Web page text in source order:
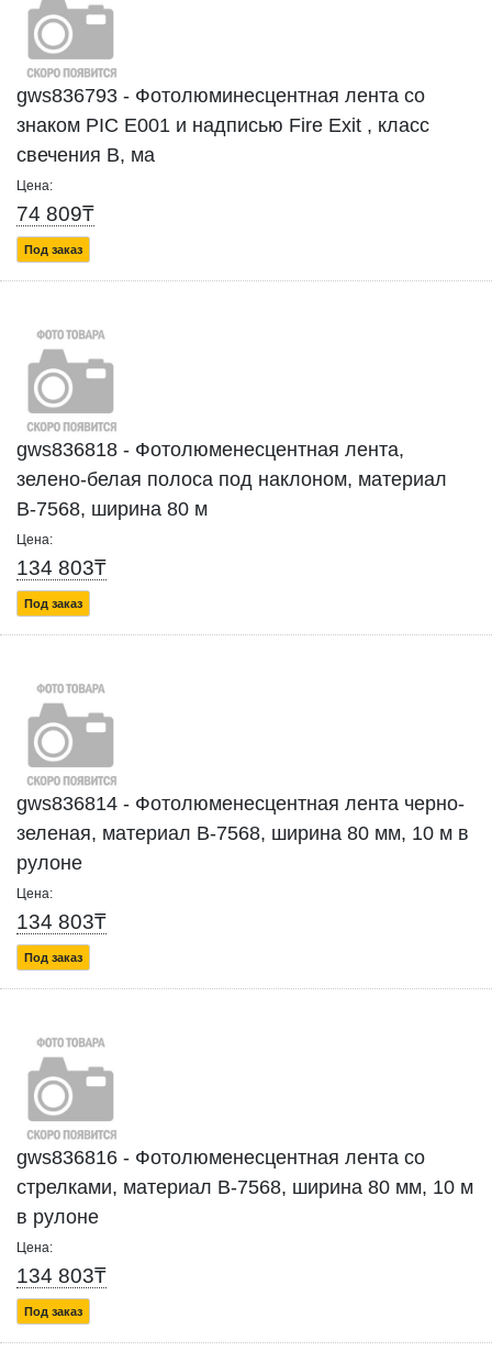
gws836793 - Фотолюминесцентная лента со
знаком PIC Е001 и надписью Fire Exit , класс
свечения В, ма
Цена:
74 809₸
Под заказ
gws836818 - Фотолюменесцентная лента,
зелено-белая полоса под наклоном, материал
В-7568, ширина 80 м
Цена:
134 803₸
Под заказ
gws836814 - Фотолюменесцентная лента черно-
зеленая, материал B-7568, ширина 80 мм, 10 м в
рулоне
Цена:
134 803₸
Под заказ
gws836816 - Фотолюменесцентная лента со
стрелками, материал B-7568, ширина 80 мм, 10 м
в рулоне
Цена:
134 803₸
Под заказ